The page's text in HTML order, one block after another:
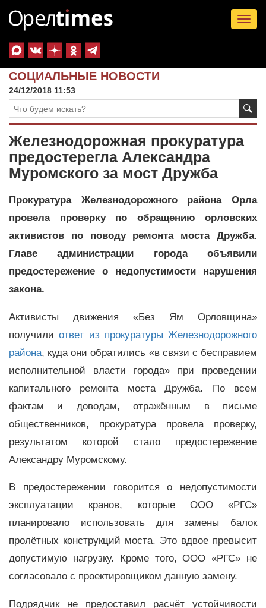
СОЦИАЛЬНЫЕ НОВОСТИ
24/12/2018 11:53
Железнодорожная прокуратура
предостерегла Александра
Муромского за мост Дружба
Прокуратура Железнодорожного района Орла
провела проверку по обращению орловских
активистов по поводу ремонта моста Дружба.
Главе администрации города объявили
предостережение о недопустимости нарушения
закона.
Активисты движения «Без Ям Орловщина»
получилиответ из прокуратуры Железнодорожного
района, куда они обратились «в связи с бесправием
исполнительной власти города» при проведении
капитального ремонта моста Дружба. По всем
фактам и доводам, отражённым в письме
общественников, прокуратура провела проверку,
результатом которой стало предостережение
Александру Муромскому.
В предостережении говорится о недопустимости
эксплуатации кранов, которые ООО «РГС»
планировало использовать для замены балок
пролётных конструкций моста. Это вдвое превысит
допустимую нагрузку. Кроме того, ООО «РГС» не
согласовало с проектировщиком данную замену.
Подрядчик не предоставил расчёт устойчивости